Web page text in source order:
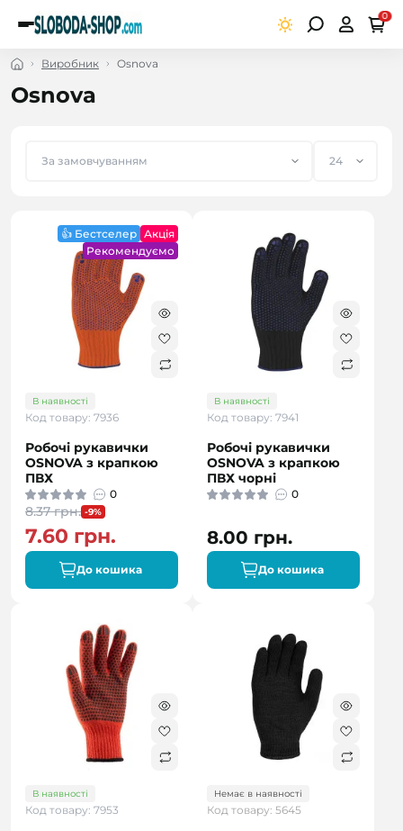
0
Виробник Osnova
Osnova
👍 Бестселер Акція
Рекомендуємо
В наявності
Код товару: 7936
Робочі рукавички
OSNOVA з крапкою
ПВХ
0
8.37 грн. -9%
7.60 грн.
До кошика
В наявності
Код товару: 7941
Робочі рукавички
OSNOVA з крапкою
ПВХ чорні
0
8.00 грн.
До кошика
В наявності
Код товару: 7953
Немає в наявності
Код товару: 5645